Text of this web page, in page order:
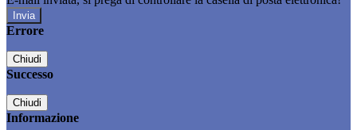
Errore
Chiudi
Successo
Chiudi
Informazione